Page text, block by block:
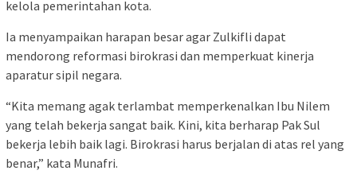
kelola pemerintahan kota.
Ia menyampaikan harapan besar agar Zulkifli dapat
mendorong reformasi birokrasi dan memperkuat kinerja
aparatur sipil negara.
“Kita memang agak terlambat memperkenalkan Ibu Nilem
yang telah bekerja sangat baik. Kini, kita berharap Pak Sul
bekerja lebih baik lagi. Birokrasi harus berjalan di atas rel yang
benar,” kata Munafri.